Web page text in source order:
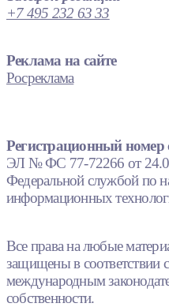
+7 495 232 63 33
Реклама на сайте
Росреклама
Регистрационный номер
ЭЛ № ФС 77-72266 от
Федеральной службой по
информационных
Все права на любые
защищены в соответствии
международным
собственности.